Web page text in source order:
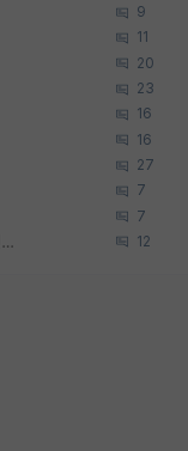
9
11
20
23
16
16
27
7
7
박사진학하기에 2억은 괜찮은 (?) 정도의 경제력인가요 12